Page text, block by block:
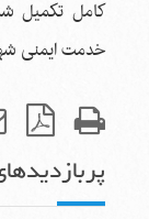
کامل تکمیل
خدمت ایمنی